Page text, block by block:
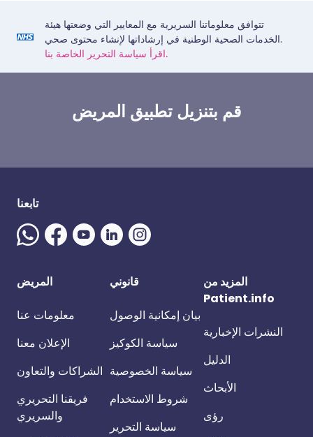
تتوافق معلوماتنا السريرية مع المعايير التي وضعتها هيئة
الخدمات الصحية الوطنية في إرشاداتها لإنشاء محتوى صحي.
اقرأ سياسة التحرير الخاصة بنا.
قم بتنزيل تطبيق المريض
تابعنا
المريض
معلومات عنا
الإعلان معنا
الشراكات والتعاون
فريقنا التحريري
والسريري
قانوني
بيان إمكانية الوصول
سياسة الكوكيز
سياسة الخصوصية
شروط الاستخدام
سياسة التحرير
المزيد من
Patient.info
النشرات الإخبارية
الدليل
الأبحاث
رؤى